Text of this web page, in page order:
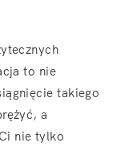
to nie
takiego
a
nie tylko